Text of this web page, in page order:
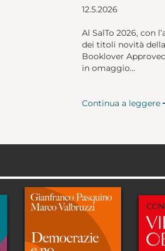
12.5.2026
Al SalTo 2026, con
dei titoli novità
Booklover
in omaggio...
Continua a leggere